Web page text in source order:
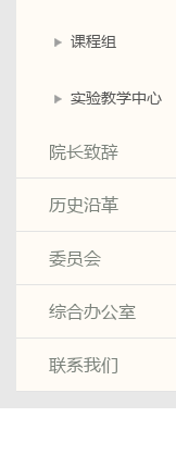
课程组
实验教学中心
院长致辞
历史沿革
委员会
综合办公室
联系我们